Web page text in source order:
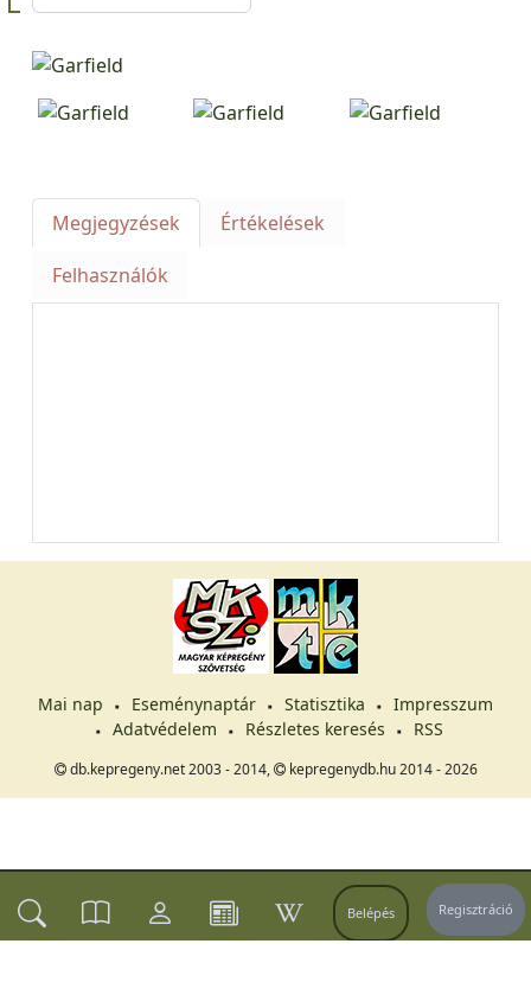
Belépés Regisztráció
Megjegyzések
Értékelések
Felhasználók
Mai nap Eseménynaptár Statisztika
Impresszum
Adatvédelem
Részletes keresés RSS
db.kepregeny.net 2003 - 2014, kepregenydb.hu 2014 - 2026